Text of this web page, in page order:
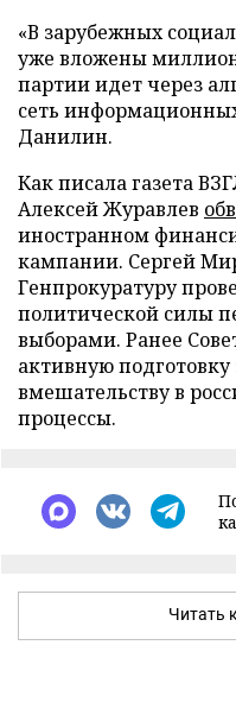
«В зарубежных
уже вложены
партии идет через
сеть
Данилин.
Как писала газета
Алексей Журавлев
иностранном
кампании. Сергей
Генпрокуратуру
политической силы
выборами. Ранее
активную
вмешательству в
процессы.
Читать